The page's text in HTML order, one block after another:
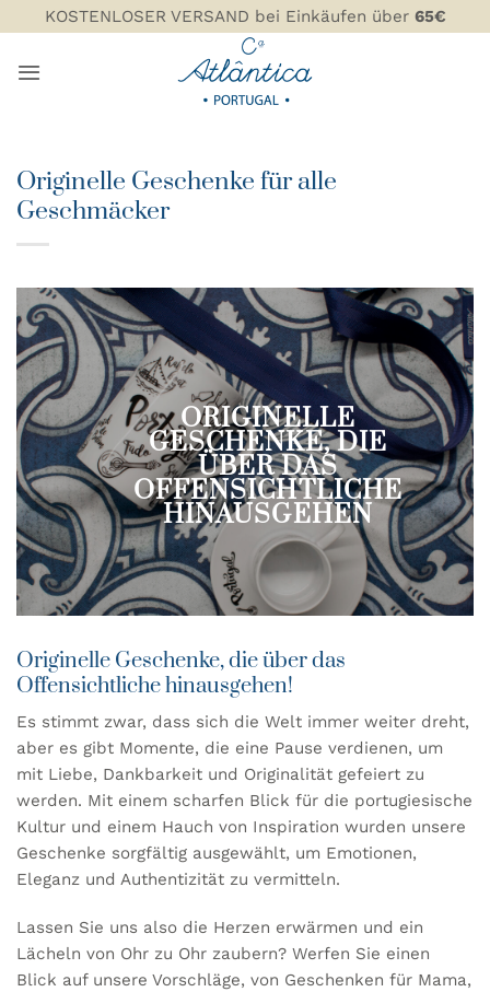
Inhalt
springen
KOSTENLOSER VERSAND bei Einkäufen über 65€
Originelle Geschenke für alle
Geschmäcker
ORIGINELLE
GESCHENKE, DIE
ÜBER DAS
OFFENSICHTLICHE
HINAUSGEHEN
Originelle Geschenke, die über das
Offensichtliche hinausgehen!
Es stimmt zwar, dass sich die Welt immer weiter dreht,
aber es gibt Momente, die eine Pause verdienen, um
mit Liebe, Dankbarkeit und Originalität gefeiert zu
werden. Mit einem scharfen Blick für die portugiesische
Kultur und einem Hauch von Inspiration wurden unsere
Geschenke sorgfältig ausgewählt, um Emotionen,
Eleganz und Authentizität zu vermitteln.
Lassen Sie uns also die Herzen erwärmen und ein
Lächeln von Ohr zu Ohr zaubern? Werfen Sie einen
Blick auf unsere Vorschläge, von Geschenken für Mama,